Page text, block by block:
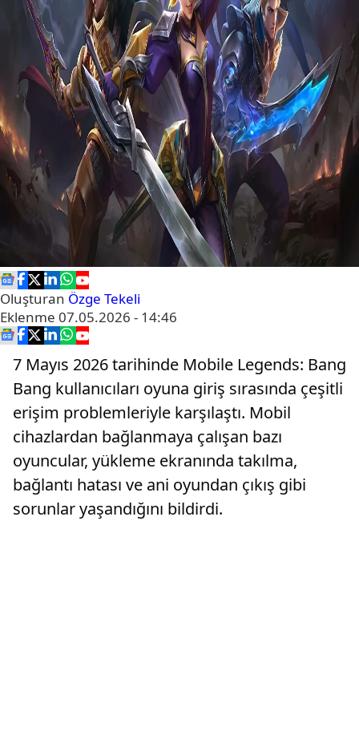
Oluşturan Özge Tekeli
Eklenme 07.05.2026 - 14:46
7 Mayıs 2026 tarihinde Mobile Legends: Bang
Bang kullanıcıları oyuna giriş sırasında çeşitli
erişim problemleriyle karşılaştı. Mobil
cihazlardan bağlanmaya çalışan bazı
oyuncular, yükleme ekranında takılma,
bağlantı hatası ve ani oyundan çıkış gibi
sorunlar yaşandığını bildirdi.